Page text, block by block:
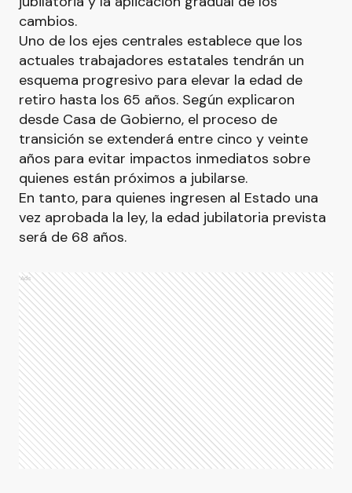
cambios.
Uno de los ejes centrales establece que los
actuales trabajadores estatales tendrán un
esquema progresivo para elevar la edad de
retiro hasta los 65 años. Según explicaron
desde Casa de Gobierno, el proceso de
transición se extenderá entre cinco y veinte
años para evitar impactos inmediatos sobre
quienes están próximos a jubilarse.
En tanto, para quienes ingresen al Estado una
vez aprobada la ley, la edad jubilatoria prevista
será de 68 años.
Ads